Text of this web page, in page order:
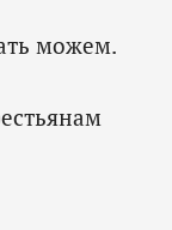
можем.